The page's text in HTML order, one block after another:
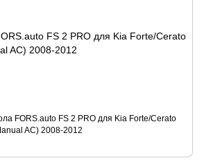
FS 2 PRO для Kia Forte/Cerato
AC) 2008-2012
FORS.auto FS 2 PRO для Kia Forte/Cerato
AC) 2008-2012